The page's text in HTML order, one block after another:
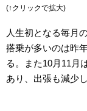
(↑クリックで拡大)
人生初となる毎月
搭乗が多いのは昨
る。また10月11月
あり、出張も減少